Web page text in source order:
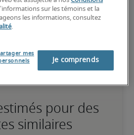
vaste expérience et des compétences
et peut également détenir des
pour des
similaires
sur les témoins et la
les informations, consultez
.
mes
Je comprends